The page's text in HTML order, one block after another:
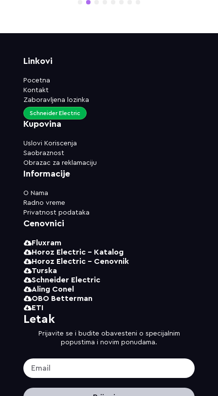
5
Linkovi
Pocetna
Kontakt
Zaboravljena lozinka
Kupovina
Uslovi Koriscenja
Saobraznost
Obrazac za reklamaciju
Schneider Electric
Informacije
O Nama
Radno vreme
Privatnost podataka
Cenovnici
Fluxram
Horoz Electric - Katalog
Horoz Electric - Cenovnik
Turska
Schneider Electric
Aling Conel
OBO Betterman
ETI
Letak
Prijavite se i budite obavesteni o specijalnim
popustima i novim ponudama.